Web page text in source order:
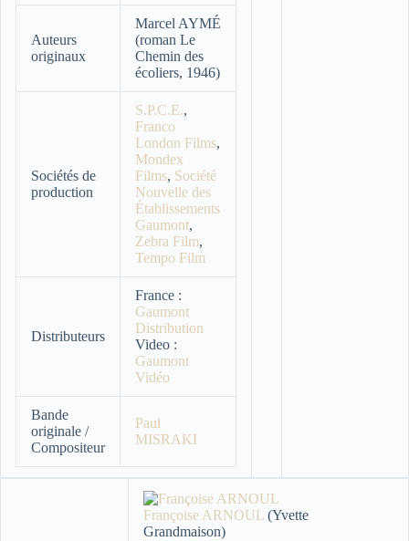
Auteurs
originaux
Marcel AYMÉ
(roman Le
Chemin des
écoliers, 1946)
Sociétés de
production
S.P.C.E.,
Franco
London Films,
Mondex
Films, Société
Nouvelle des
Établissements
Gaumont,
Zebra Film,
Tempo Film
Distributeurs
France :
Gaumont
Distribution
Video :
Gaumont
Vidéo
Bande
originale /
Compositeur
Paul
MISRAKI
Françoise ARNOUL (Yvette
Grandmaison)